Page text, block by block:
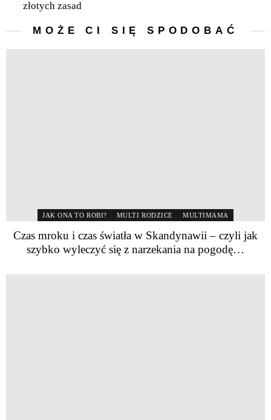
złotych zasad
MOŻE CI SIĘ SPODOBAĆ
JAK ONA TO ROBI? MULTI RODZICE MULTIMAMA
Czas mroku i czas światła w Skandynawii – czyli jak
szybko wyleczyć się z narzekania na pogodę…